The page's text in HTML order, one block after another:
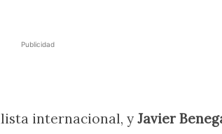
Publicidad
internacional, y Javier